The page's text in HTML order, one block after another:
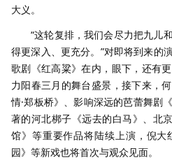
大义。
“这轮复排，我们会尽力把九儿
得更深入、更充分。”对即将到来的
歌剧《红高粱》在内，眼下，还有
力阳春三月的舞台盛景，接下来，
情·郑板桥》、影响深远的芭蕾舞剧
著的河北梆子《远去的白马》、北
馆》等重要作品将陆续上演，倪
园》等新戏也将首次与观众见面。